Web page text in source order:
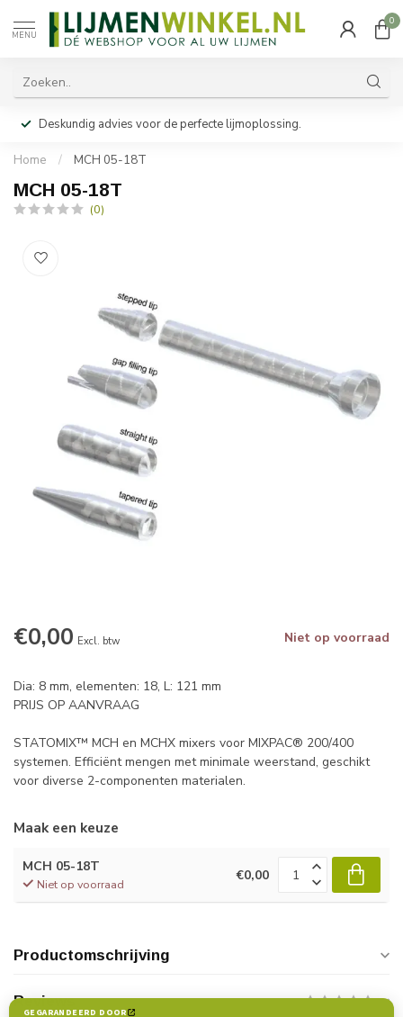
MENU
0
Deskundig advies voor de perfecte lijmoplossing.
Home / MCH 05-18T
MCH 05-18T
(0)
€0,00 Excl. btw Niet op voorraad
Dia: 8 mm, elementen: 18, L: 121 mm
PRIJS OP AANVRAAG
STATOMIX™ MCH en MCHX mixers voor MIXPAC® 200/400
systemen. Efficiënt mengen met minimale weerstand, geschikt
voor diverse 2-componenten materialen.
Maak een keuze
MCH 05-18T
Niet op voorraad
€0,00
Productomschrijving
Reviews